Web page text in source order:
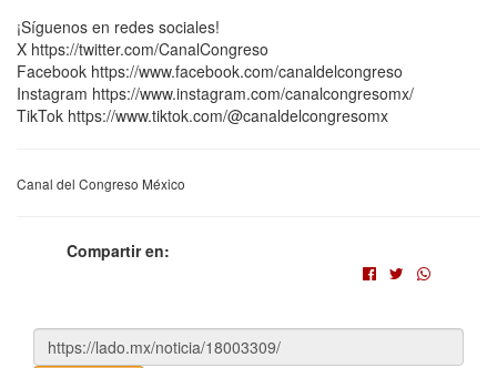
¡Síguenos en redes sociales!
X https://twitter.com/CanalCongreso
Facebook https://www.facebook.com/canaldelcongreso
Instagram https://www.instagram.com/canalcongresomx/
TikTok https://www.tiktok.com/@canaldelcongresomx
Canal del Congreso México
Compartir en: